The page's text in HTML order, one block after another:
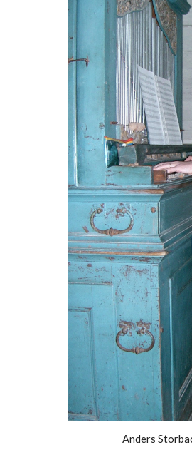
Anders